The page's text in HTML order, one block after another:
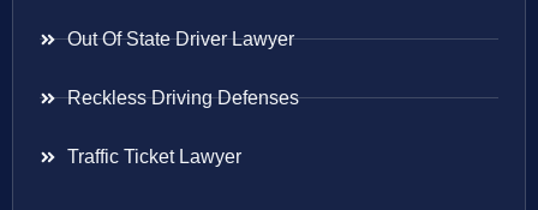
Out Of State Driver Lawyer
Reckless Driving Defenses
Traffic Ticket Lawyer